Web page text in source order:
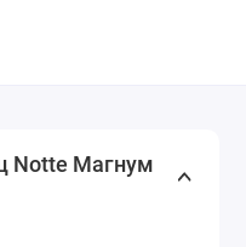
Notte Магнум